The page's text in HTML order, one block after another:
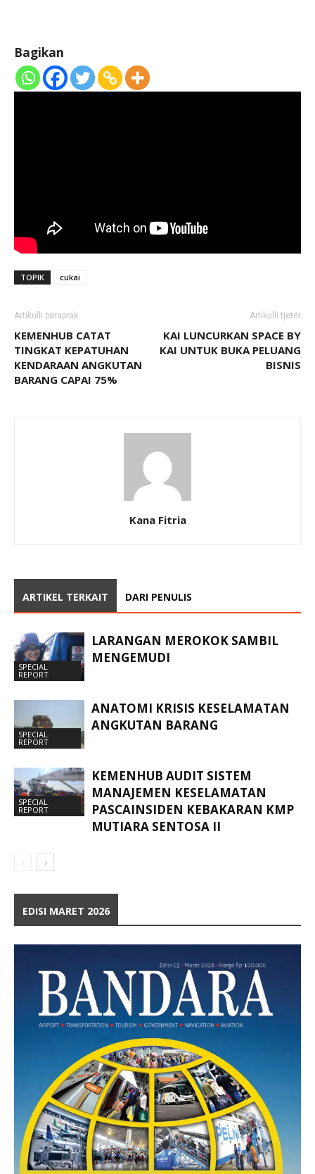
Bagikan
TOPIK cukai
Artikulli paraprak
KEMENHUB CATAT
TINGKAT KEPATUHAN
KENDARAAN ANGKUTAN
BARANG CAPAI 75%
Artikulli tjetër
KAI LUNCURKAN SPACE BY
KAI UNTUK BUKA PELUANG
BISNIS
Kana Fitria
ARTIKEL TERKAIT DARI PENULIS
SPECIAL
REPORT
LARANGAN MEROKOK SAMBIL
MENGEMUDI
SPECIAL
REPORT
ANATOMI KRISIS KESELAMATAN
ANGKUTAN BARANG
SPECIAL
REPORT
KEMENHUB AUDIT SISTEM
MANAJEMEN KESELAMATAN
PASCAINSIDEN KEBAKARAN KMP
MUTIARA SENTOSA II
EDISI MARET 2026